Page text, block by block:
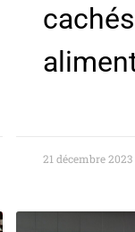
21 décembre 2023